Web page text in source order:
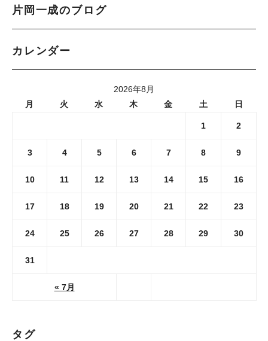
片岡一成のブログ
カレンダー
2026年8月
月
火 水 木 金 土 日
« 7月
1 2
3 4 5 6 7 8 9
10 11 12 13 14 15 16
17 18 19 20 21 22 23
24 25 26 27 28 29 30
31
タグ